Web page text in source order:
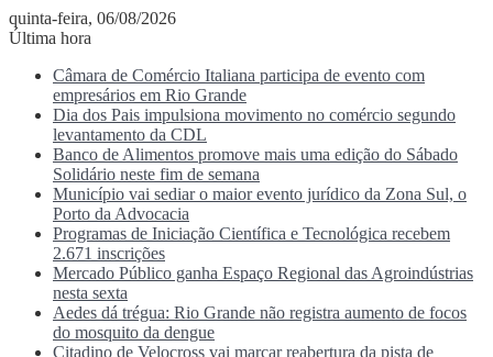
quinta-feira, 06/08/2026
Última hora
Câmara de Comércio Italiana participa de evento com
empresários em Rio Grande
Dia dos Pais impulsiona movimento no comércio segundo
levantamento da CDL
Banco de Alimentos promove mais uma edição do Sábado
Solidário neste fim de semana
Município vai sediar o maior evento jurídico da Zona Sul, o
Porto da Advocacia
Programas de Iniciação Científica e Tecnológica recebem
2.671 inscrições
Mercado Público ganha Espaço Regional das Agroindústrias
nesta sexta
Aedes dá trégua: Rio Grande não registra aumento de focos
do mosquito da dengue
Citadino de Velocross vai marcar reabertura da pista de